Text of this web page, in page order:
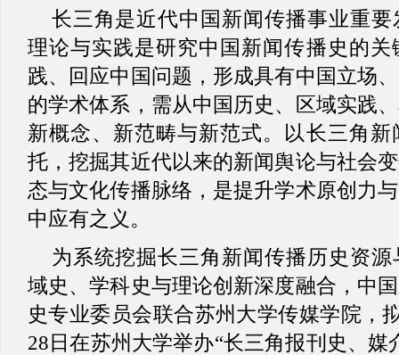
长三角是近代中国新闻传播事业重
理论与实践是研究中国新闻传播史的
践、回应中国问题，形成具有中国立场
的学术体系，需从中国历史、区域实践
新概念、新范畴与新范式。以长三角
托，挖掘其近代以来的新闻舆论与社会
态与文化传播脉络，是提升学术原创力
中应有之义。
为系统挖掘长三角新闻传播历史资
域史、学科史与理论创新深度融合，中
史专业委员会联合苏州大学传媒学院，
28日在苏州大学举办“长三角报刊史、媒